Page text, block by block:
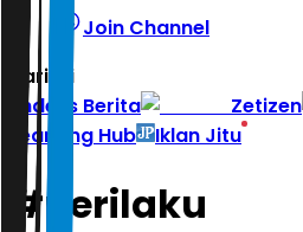
Join Channel
Hari ini
Indeks Berita
Zetizen
Learning Hub
Iklan Jitu
#perilaku